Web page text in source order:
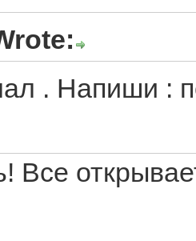
. Напиши :
Все